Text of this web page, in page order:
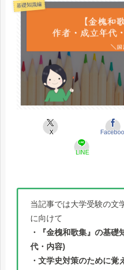
基礎知識編
X
LINE
当記事では大学受験の文
に向けて
・『金槐和歌集』の基礎
代・内容)
・文学史対策のために覚